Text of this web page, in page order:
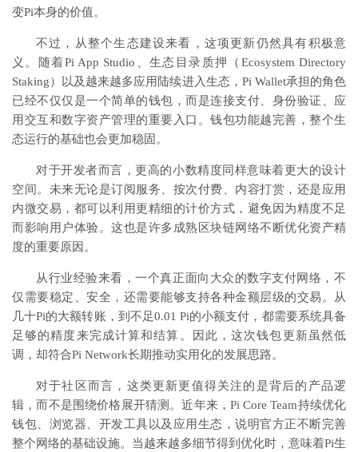
变Pi本身的价值。
不过，从整个生态建设来看，这项更新仍然具有积极意
义。随着Pi App Studio、生态目录质押（Ecosystem Directory
Staking）以及越来越多应用陆续进入生态，Pi Wallet承担的角色
已经不仅仅是一个简单的钱包，而是连接支付、身份验证、应
用交互和数字资产管理的重要入口。钱包功能越完善，整个生
态运行的基础也会更加稳固。
对于开发者而言，更高的小数精度同样意味着更大的设计
空间。未来无论是订阅服务、按次付费、内容打赏，还是应用
内微交易，都可以利用更精细的计价方式，避免因为精度不足
而影响用户体验。这也是许多成熟区块链网络不断优化资产精
度的重要原因。
从行业经验来看，一个真正面向大众的数字支付网络，不
仅需要稳定、安全，还需要能够支持各种金额层级的交易。从
几十Pi的大额转账，到不足0.01 Pi的小额支付，都需要系统具备
足够的精度来完成计算和结算。因此，这次钱包更新虽然低
调，却符合Pi Network长期推动实用化的发展思路。
对于社区而言，这类更新更值得关注的是背后的产品逻
辑，而不是围绕价格展开猜测。近年来，Pi Core Team持续优化
钱包、浏览器、开发工具以及应用生态，说明官方正不断完善
整个网络的基础设施。当越来越多细节得到优化时，意味着Pi生